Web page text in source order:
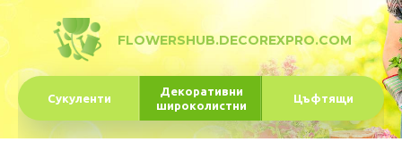
FLOWERSHUB.DECOREXPRO.COM
Сукуленти
Декоративни
широколистни
Цъфтящи